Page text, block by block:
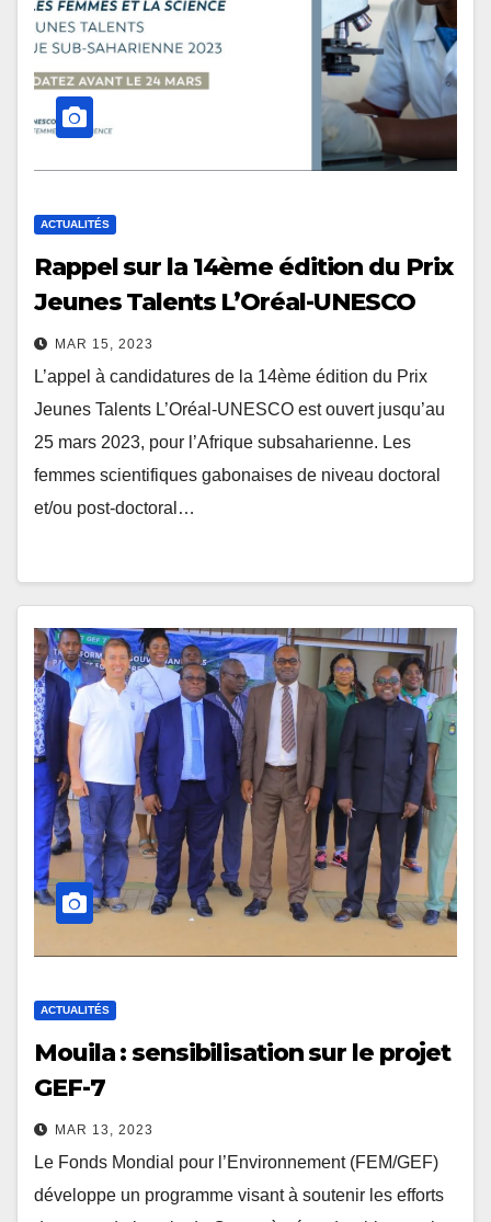
ACTUALITÉS
Rappel sur la 14ème édition du Prix
Jeunes Talents L’Oréal-UNESCO
MAR 15, 2023
L’appel à candidatures de la 14ème édition du Prix
Jeunes Talents L’Oréal-UNESCO est ouvert jusqu’au
25 mars 2023, pour l’Afrique subsaharienne. Les
femmes scientifiques gabonaises de niveau doctoral
et/ou post-doctoral…
ACTUALITÉS
Mouila : sensibilisation sur le projet
GEF-7
MAR 13, 2023
Le Fonds Mondial pour l’Environnement (FEM/GEF)
développe un programme visant à soutenir les efforts